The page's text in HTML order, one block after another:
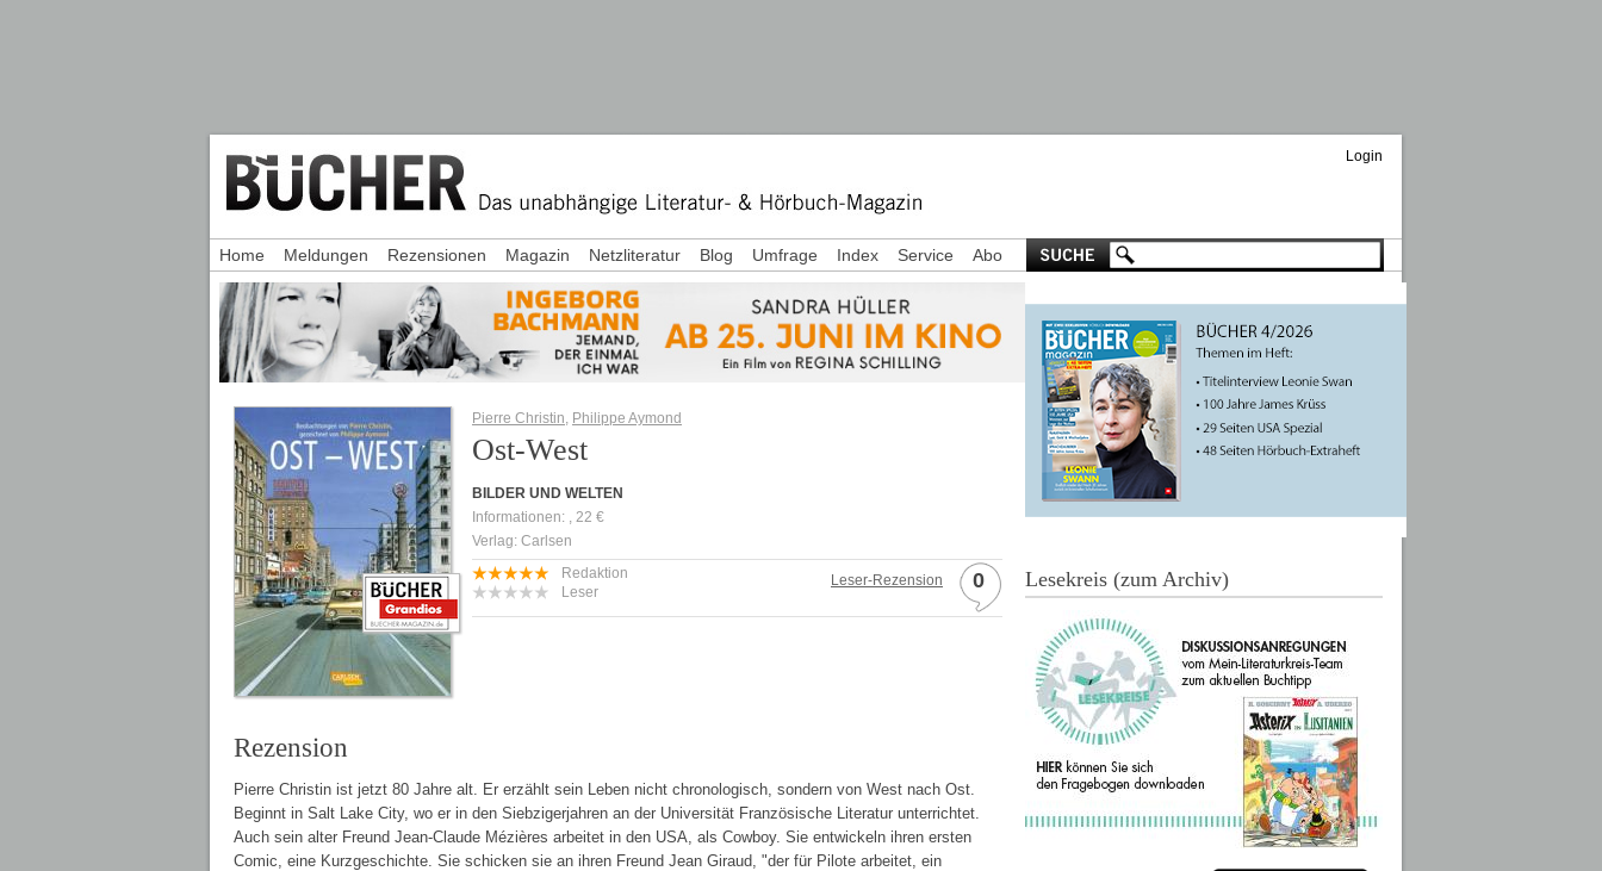
Login
Pierre Christin, Philippe Aymond
Ost-West
BILDER UND WELTEN
Informationen: , 22 €
Verlag: Carlsen
Leser-Rezension 0
Redaktion
Leser
Rezension
Pierre Christin ist jetzt 80 Jahre alt. Er erzählt sein Leben nicht chronologisch, sondern von West nach Ost.
Beginnt in Salt Lake City, wo er in den Siebzigerjahren an der Universität Französische Literatur unterrichtet.
Auch sein alter Freund Jean-Claude Mézières arbeitet in den USA, als Cowboy. Sie entwickeln ihren ersten
Comic, eine Kurzgeschichte. Sie schicken sie an ihren Freund Jean Giraud, "der für Pilote arbeitet, ein
Home Meldungen Rezensionen Magazin Netzliteratur Blog Umfrage Index Service Abo
Lesekreis (zum Archiv)